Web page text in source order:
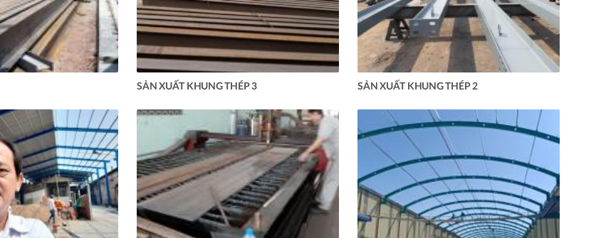
SẢN XUẤT KHUNG THÉP 3 SẢN XUẤT KHUNG THÉP 2